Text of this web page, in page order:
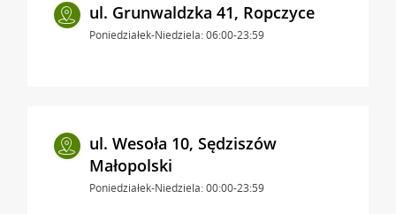
ul. Grunwaldzka 41, Ropczyce
Poniedziałek-Niedziela: 06:00-23:59
ul. Wesoła 10, Sędziszów
Małopolski
Poniedziałek-Niedziela: 00:00-23:59